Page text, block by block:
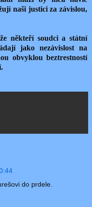
naši justici za závislou,
někteří soudci a státní
jako nezávislost na
obvyklou beztrestností
do prdele.